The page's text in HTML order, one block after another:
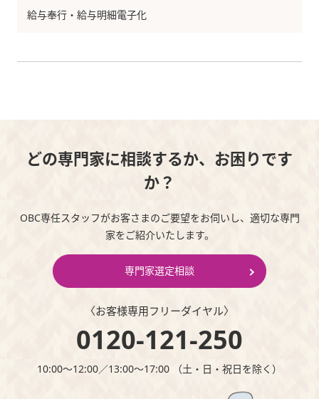
給与奉行・給与明細電子化
どの専門家に相談するか、お困りです
か？
OBC専任スタッフがお客さまのご要望をお伺いし、適切な専門
家をご紹介いたします。
専門家選定相談
〈お客様専⽤フリーダイヤル〉
0120-121-250
10:00～12:00∕13:00～17:00 （⼟・⽇・祝⽇を除く）